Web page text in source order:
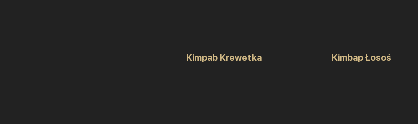
Kimpab Krewetka Kimbap Łosoś